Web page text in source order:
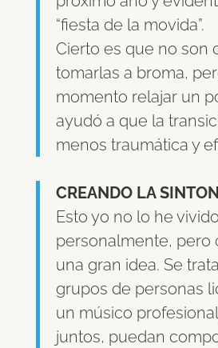
“fiesta de la movida”.
Cierto es que no son
tomarlas a broma,
momento relajar un
ayudó a que la
menos traumática y
CREANDO LA
Esto yo no lo he vivido
personalmente, pero
una gran idea. Se
grupos de personas
un músico
juntos, puedan